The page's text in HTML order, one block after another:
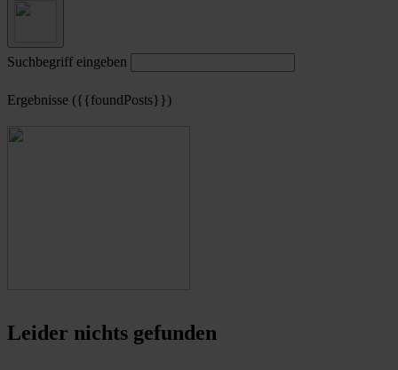
Suchbegriff eingeben
Ergebnisse ({{foundPosts}})
Leider nichts gefunden